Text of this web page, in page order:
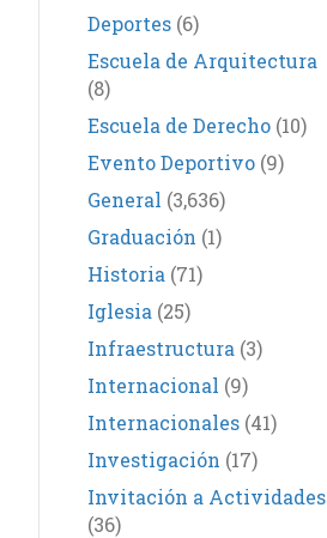
Deportes(6)
Escuela de Arquitectura
(8)
Escuela de Derecho(10)
Evento Deportivo(9)
General (3,636)
Graduación (1)
Historia (71)
Iglesia (25)
Infraestructura (3)
Internacional (9)
Internacionales(41)
Investigación (17)
Invitación a Actividades
(36)